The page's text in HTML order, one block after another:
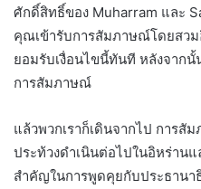
ศักดิ์สิทธิ์ของ Muharram และ
คุณเข้ารับการสัมภาษณ์โดยสว
ยอมรับเงื่อนไขนี้ทันที หลังจาก
การสัมภาษณ์
แล้วพวกเราก็เดินจากไป การ
ประท้วงดำเนินต่อไปในอิหร่านแ
สำคัญในการพูดคุยกับประธานา